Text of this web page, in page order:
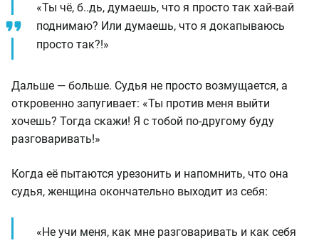
«Ты чё, б..дь, думаешь, что я просто так хай-вай
поднимаю? Или думаешь, что я докапываюсь
просто так?!»
Дальше — больше. Судья не просто возмущается, а
откровенно запугивает: «Ты против меня выйти
хочешь? Тогда скажи! Я с тобой по-другому буду
разговаривать!»
Когда её пытаются урезонить и напомнить, что она
судья, женщина окончательно выходит из себя:
«Не учи меня, как мне разговаривать и как себя